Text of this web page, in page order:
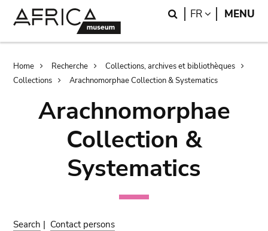
Search
FR LANGUAGE
MENU
Breadcrumb
Home Recherche
Collections, archives et bibliothèques
Collections
Arachnomorphae Collection & Systematics
Arachnomorphae
Collection &
Systematics
Search | Contact persons